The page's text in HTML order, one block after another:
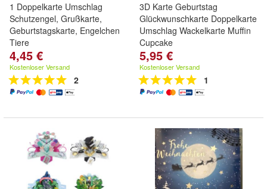
1 Doppelkarte Umschlag
Schutzengel, Grußkarte,
Geburtstagskarte, Engelchen
Tiere
4,45 €
Kostenloser Versand
2
3D Karte Geburtstag
Glückwunschkarte Doppelkarte
Umschlag Wackelkarte Muffin
Cupcake
5,95 €
Kostenloser Versand
1